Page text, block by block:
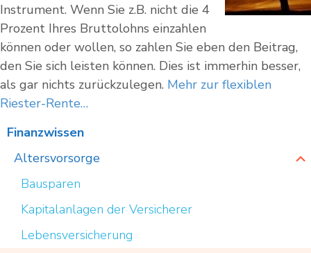
Instrument. Wenn Sie z.B. nicht die 4
Prozent Ihres Bruttolohns einzahlen
können oder wollen, so zahlen Sie eben den Beitrag,
den Sie sich leisten können. Dies ist immerhin besser,
als gar nichts zurückzulegen. Mehr zur flexiblen
Riester-Rente…
Finanzwissen
Altersvorsorge
Bausparen
Kapitalanlagen der Versicherer
Lebensversicherung